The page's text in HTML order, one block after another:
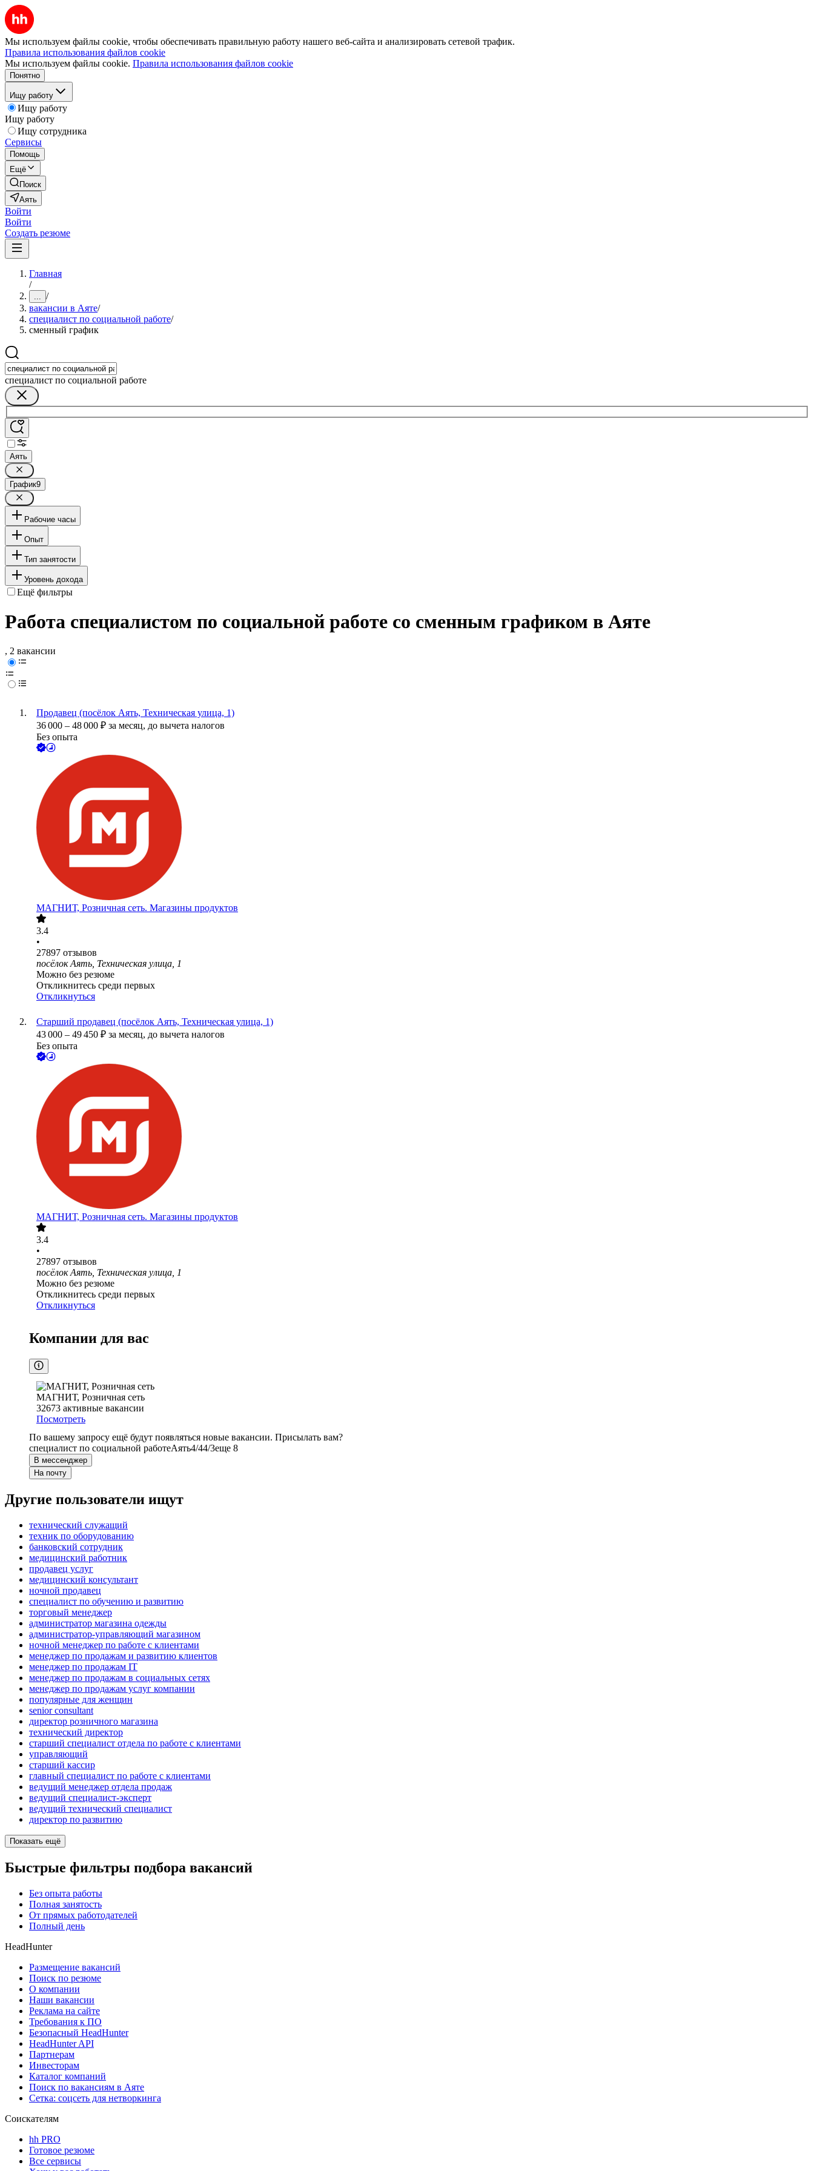
Мы используем файлы cookie, чтобы обеспечивать правильную работу нашего веб-сайта и анализировать сетевой трафик.
Правила использования файлов cookie
Мы используем файлы cookie. Правила использования файлов cookie
Понятно
Ищу работу
Ищу работу
Ищу работу
Ищу сотрудника
Сервисы
Помощь
Ещё
Поиск
Аять
Войти
Войти
Создать резюме
Главная
/
... /
вакансии в Аяте/
специалист по социальной работе/
сменный график
специалист по социальной работе
Аять
График9
Рабочие часы
Опыт
Тип занятости
Уровень дохода
Ещё фильтры
Работа специалистом по социальной работе со сменным графиком в Аяте
, 2 вакансии
Продавец (посёлок Аять, Техническая улица, 1)
36 000 – 48 000 ₽ за месяц, до вычета налогов
Без опыта
МАГНИТ, Розничная сеть. Магазины продуктов
3.4
•
27897 отзывов
посёлок Аять, Техническая улица, 1
Можно без резюме
Откликнитесь среди первых
Откликнуться
Старший продавец (посёлок Аять, Техническая улица, 1)
43 000 – 49 450 ₽ за месяц, до вычета налогов
Без опыта
МАГНИТ, Розничная сеть. Магазины продуктов
3.4
•
27897 отзывов
посёлок Аять, Техническая улица, 1
Можно без резюме
Откликнитесь среди первых
Откликнуться
Компании для вас
МАГНИТ, Розничная сеть
32673 активные вакансии
Посмотреть
По вашему запросу ещё будут появляться новые вакансии. Присылать вам?
специалист по социальной работеАять4/44/3еще 8
В мессенджер
На почту
Другие пользователи ищут
технический служащий
техник по оборудованию
банковский сотрудник
медицинский работник
продавец услуг
медицинский консультант
ночной продавец
специалист по обучению и развитию
торговый менеджер
администратор магазина одежды
администратор-управляющий магазином
ночной менеджер по работе с клиентами
менеджер по продажам и развитию клиентов
менеджер по продажам IT
менеджер по продажам в социальных сетях
менеджер по продажам услуг компании
популярные для женщин
senior consultant
директор розничного магазина
технический директор
старший специалист отдела по работе с клиентами
управляющий
старший кассир
главный специалист по работе с клиентами
ведущий менеджер отдела продаж
ведущий специалист-эксперт
ведущий технический специалист
директор по развитию
Показать ещё
Быстрые фильтры подбора вакансий
Без опыта работы
Полная занятость
От прямых работодателей
Полный день
HeadHunter
Размещение вакансий
Поиск по резюме
О компании
Наши вакансии
Реклама на сайте
Требования к ПО
Безопасный HeadHunter
HeadHunter API
Партнерам
Инвесторам
Каталог компаний
Поиск по вакансиям в Аяте
Сетка: соцсеть для нетворкинга
Соискателям
hh PRO
Готовое резюме
Все сервисы